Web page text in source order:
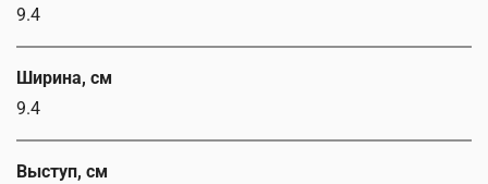
9.4
Ширина, см
9.4
Выступ, см